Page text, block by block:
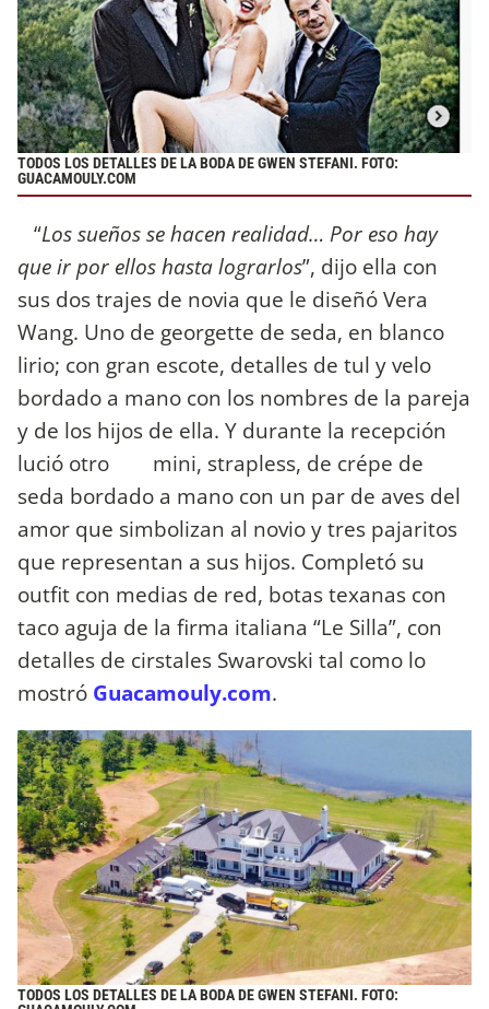
TODOS LOS DETALLES DE LA BODA DE GWEN STEFANI. FOTO:
GUACAMOULY.COM
“Los sueños se hacen realidad… Por eso hay
que ir por ellos hasta lograrlos”, dijo ella con
sus dos trajes de novia que le diseñó Vera
Wang. Uno de georgette de seda, en blanco
lirio; con gran escote, detalles de tul y velo
bordado a mano con los nombres de la pareja
y de los hijos de ella. Y durante la recepción
lució otro mini, strapless, de crépe de
seda bordado a mano con un par de aves del
amor que simbolizan al novio y tres pajaritos
que representan a sus hijos. Completó su
outfit con medias de red, botas texanas con
taco aguja de la firma italiana “Le Silla”, con
detalles de cirstales Swarovski tal como lo
mostró Guacamouly.com.
TODOS LOS DETALLES DE LA BODA DE GWEN STEFANI. FOTO: